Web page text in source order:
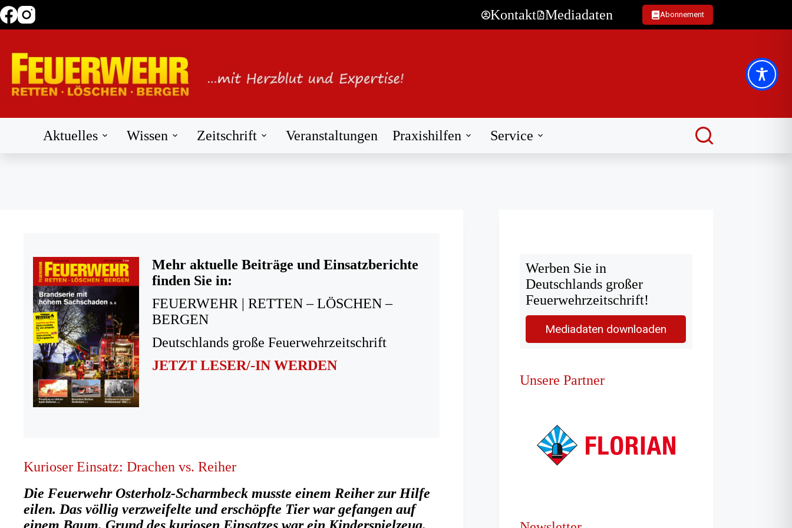
Zum
Inhalt
Kontakt Mediadaten Abonnement
Aktuelles Wissen Zeitschrift Veranstaltungen Praxishilfen Service
Mehr aktuelle Beiträge und Einsatzberichte
finden Sie in:
FEUERWEHR | RETTEN – LÖSCHEN –
BERGEN
Deutschlands große Feuerwehrzeitschrift
JETZT LESER/-IN WERDEN
Kurioser Einsatz: Drachen vs. Reiher
Die Feuerwehr Osterholz-Scharmbeck musste einem Reiher zur Hilfe
eilen. Das völlig verzweifelte und erschöpfte Tier war gefangen auf
einem Baum. Grund des kuriosen Einsatzes war ein Kinderspielzeug.
Werben Sie in
Deutschlands großer
Feuerwehrzeitschrift!
Mediadaten downloaden
Unsere Partner